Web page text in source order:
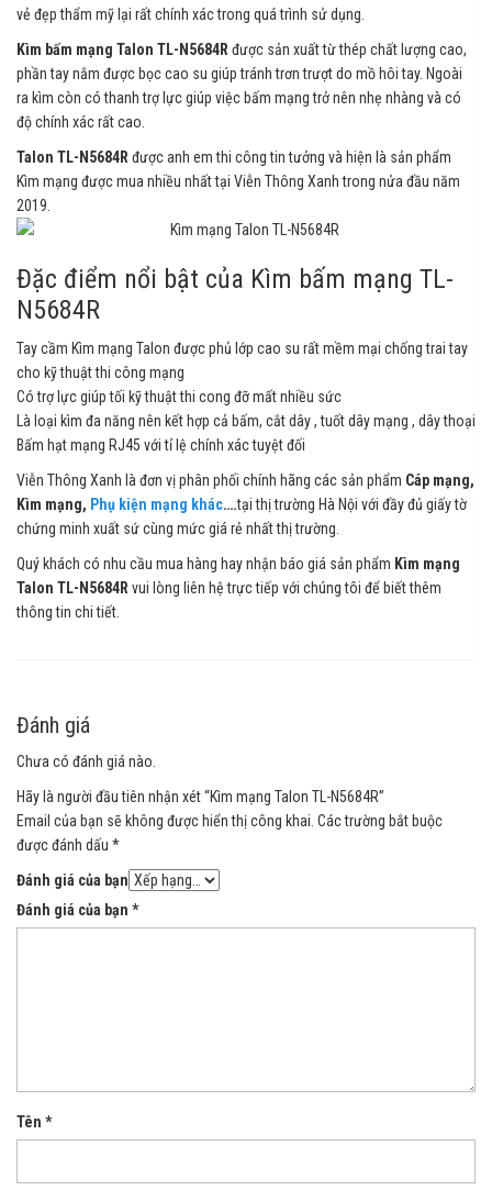
vẻ đẹp thẩm mỹ lại rất chính xác trong quá trình sử dụng.
Kìm bấm mạng Talon TL-N5684R được sản xuất từ thép chất lượng cao,
phần tay nắm được bọc cao su giúp tránh trơn trượt do mồ hôi tay. Ngoài
ra kìm còn có thanh trợ lực giúp việc bấm mạng trở nên nhẹ nhàng và có
độ chính xác rất cao.
Talon TL-N5684R được anh em thi công tin tưởng và hiện là sản phẩm
Kìm mạng được mua nhiều nhất tại Viễn Thông Xanh trong nửa đầu năm
2019.
Đặc điểm nổi bật của Kìm bấm mạng TL-
N5684R
Tay cầm Kìm mạng Talon được phủ lớp cao su rất mềm mại chống trai tay
cho kỹ thuật thi công mạng
Có trợ lực giúp tối kỹ thuật thi cong đỡ mất nhiều sức
Là loại kìm đa năng nên kết hợp cả bấm, cắt dây , tuốt dây mạng , dây thoại
Bấm hạt mạng RJ45 với tỉ lệ chính xác tuyệt đối
Viễn Thông Xanh là đơn vị phân phối chính hãng các sản phẩm Cáp mạng,
Kìm mạng, Phụ kiện mạng khác….tại thị trường Hà Nội với đầy đủ giấy tờ
chứng minh xuất sứ cùng mức giá rẻ nhất thị trường.
Quý khách có nhu cầu mua hàng hay nhận báo giá sản phẩm Kìm mạng
Talon TL-N5684R vui lòng liên hệ trực tiếp với chúng tôi để biết thêm
thông tin chi tiết.
Đánh giá
Chưa có đánh giá nào.
Hãy là người đầu tiên nhận xét “Kìm mạng Talon TL-N5684R”
Email của bạn sẽ không được hiển thị công khai. Các trường bắt buộc
được đánh dấu *
Đánh giá của bạn
Đánh giá của bạn *
Tên *